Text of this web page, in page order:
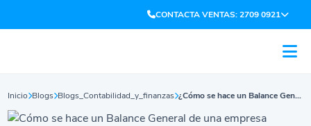
CONTACTA VENTAS: 2709 0921
Inicio Blogs Blogs_Contabilidad_y_finanzas ¿Cómo se hace un Balance General de una empresa?